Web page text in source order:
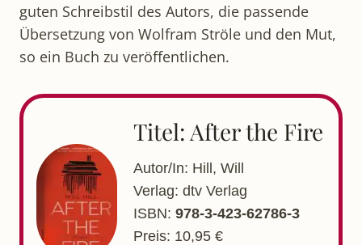
guten Schreibstil des Autors, die passende
Übersetzung von Wolfram Ströle und den Mut,
so ein Buch zu veröffentlichen.
Titel: After the Fire
Autor/In: Hill, Will
Verlag: dtv Verlag
ISBN: 978-3-423-62786-3
Preis: 10,95 €